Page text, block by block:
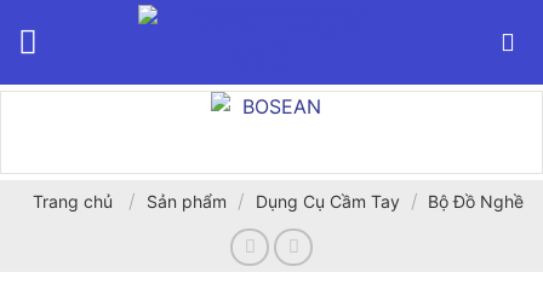
Trang chủ / Sản phẩm / Dụng Cụ Cầm Tay / Bộ Đồ Nghề